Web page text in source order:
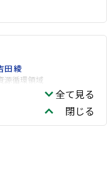
田 綾
源循環領域
全て見る
閉じる